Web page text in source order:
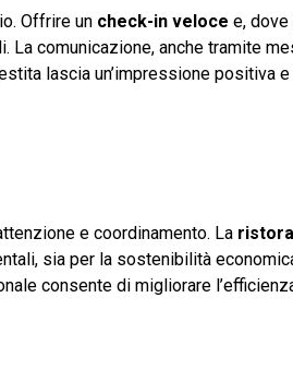
Offrire un check-in veloce e,
comunicazione, anche tramite
lascia un’impressione positiva
e coordinamento. La
sia per la sostenibilità
consente di migliorare